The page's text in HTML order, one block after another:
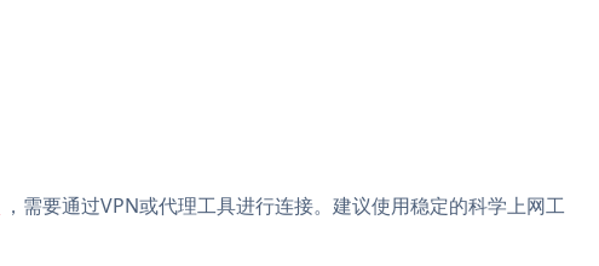
，需要通过VPN或代理工具进行连接。建议使用稳定的科学上网工